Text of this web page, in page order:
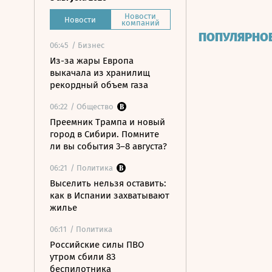
Новости Новости
компаний
06:45 / Бизнес
Из-за жары Европа
выкачала из хранилищ
рекордный объем газа
06:22 / Общество
Преемник Трампа и новый
город в Сибири. Помните
ли вы события 3–8 августа?
06:21 / Политика
Выселить нельзя оставить:
как в Испании захватывают
жилье
06:11 / Политика
Российские силы ПВО
утром сбили 83
беспилотника